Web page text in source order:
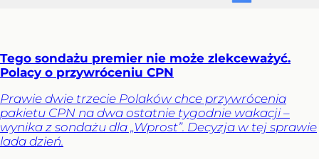
Tego sondażu premier nie może zlekceważyć.
Polacy o przywróceniu CPN
Prawie dwie trzecie Polaków chce przywrócenia
pakietu CPN na dwa ostatnie tygodnie wakacji –
wynika z sondażu dla „Wprost”. Decyzja w tej sprawie
lada dzień.